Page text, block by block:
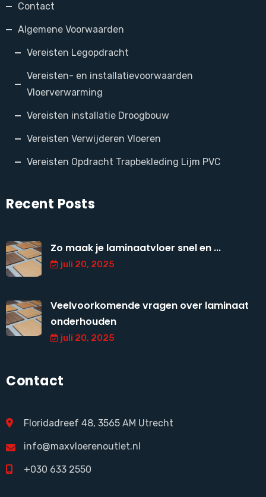
Contact
Algemene Voorwaarden
Vereisten Legopdracht
Vereisten- en installatievoorwaarden
Vloerverwarming
Vereisten installatie Droogbouw
Vereisten Verwijderen Vloeren
Vereisten Opdracht Trapbekleding Lijm PVC
Recent Posts
Zo maak je laminaatvloer snel en ...
juli 20, 2025
Veelvoorkomende vragen over laminaat
onderhouden
juli 20, 2025
Contact
Floridadreef 48, 3565 AM Utrecht
info@maxvloerenoutlet.nl
+030 633 2550